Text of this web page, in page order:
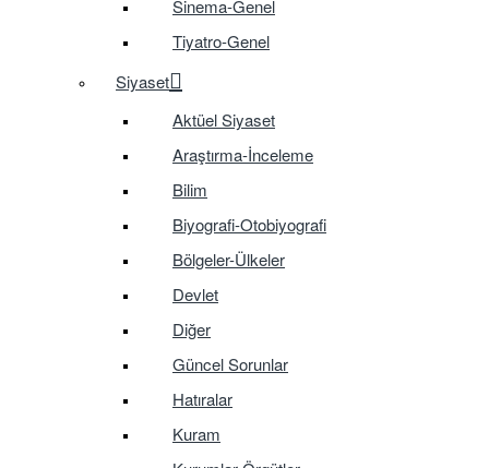
Sinema-Genel
Tiyatro-Genel
Siyaset
Aktüel Siyaset
Araştırma-İnceleme
Bilim
Biyografi-Otobiyografi
Bölgeler-Ülkeler
Devlet
Diğer
Güncel Sorunlar
Hatıralar
Kuram